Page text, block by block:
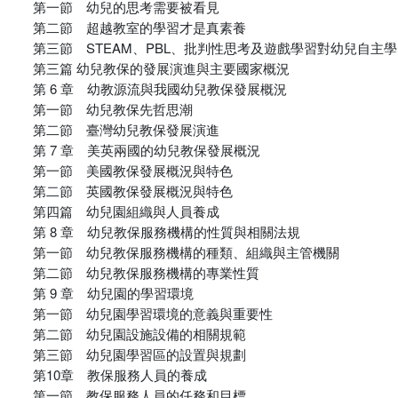
第一節 幼兒的思考需要被看見
第二節 超越教室的學習才是真素養
第三節 STEAM、PBL、批判性思考及遊戲學習對幼兒自主
第三篇 幼兒教保的發展演進與主要國家概況
第 6 章 幼教源流與我國幼兒教保發展概況
第一節 幼兒教保先哲思潮
第二節 臺灣幼兒教保發展演進
第 7 章 美英兩國的幼兒教保發展概況
第一節 美國教保發展概況與特色
第二節 英國教保發展概況與特色
第四篇 幼兒園組織與人員養成
第 8 章 幼兒教保服務機構的性質與相關法規
第一節 幼兒教保服務機構的種類、組織與主管機關
第二節 幼兒教保服務機構的專業性質
第 9 章 幼兒園的學習環境
第一節 幼兒園學習環境的意義與重要性
第二節 幼兒園設施設備的相關規範
第三節 幼兒園學習區的設置與規劃
第10章 教保服務人員的養成